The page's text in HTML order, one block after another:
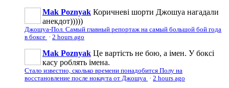
Mak Poznyak Коричневі шорти Джошуа нагадали
анекдот)))))
Джошуа-Пол. Самый главный репортаж на самый большой бой года
в боксе · 2 hours ago
Mak Poznyak Це вартість не бою, а імен. У боксі
касу роблять імена.
Стало известно, сколько времени понадобится Полу на
восстановление после нокаута от Джошуа · 2 hours ago